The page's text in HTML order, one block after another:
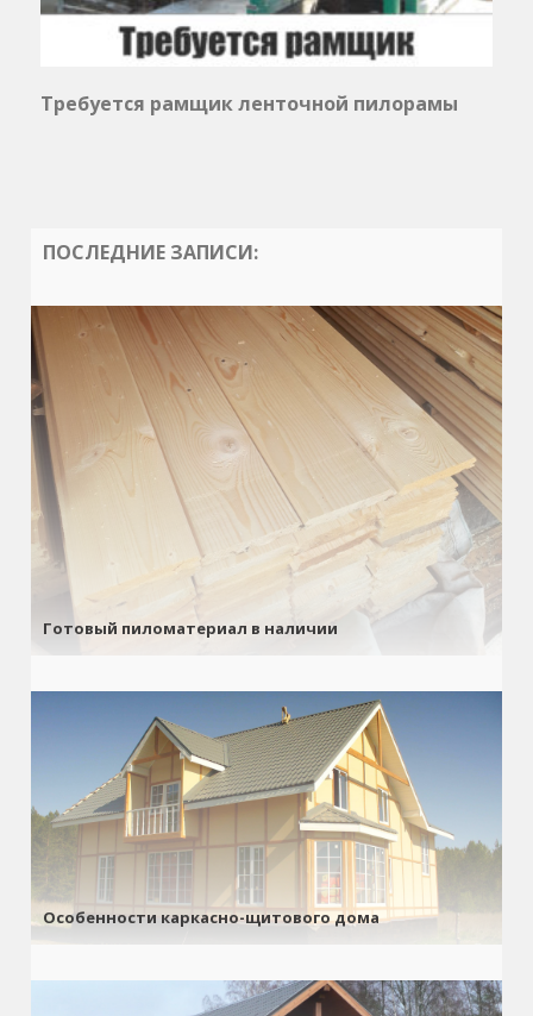
Требуется рамщик ленточной пилорамы
ПОСЛЕДНИЕ ЗАПИСИ:
Готовый пиломатериал в наличии
Особенности каркасно-щитового дома